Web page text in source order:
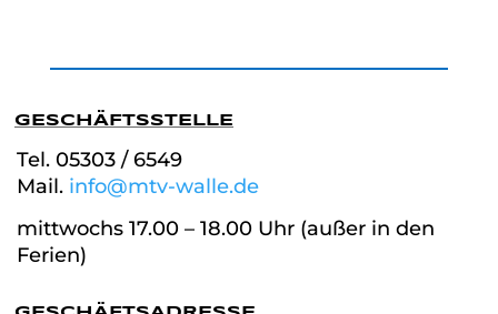
GESCHÄFTSSTELLE
Tel. 05303 / 6549
Mail. info@mtv-walle.de
mittwochs 17.00 – 18.00 Uhr (außer in den
Ferien)